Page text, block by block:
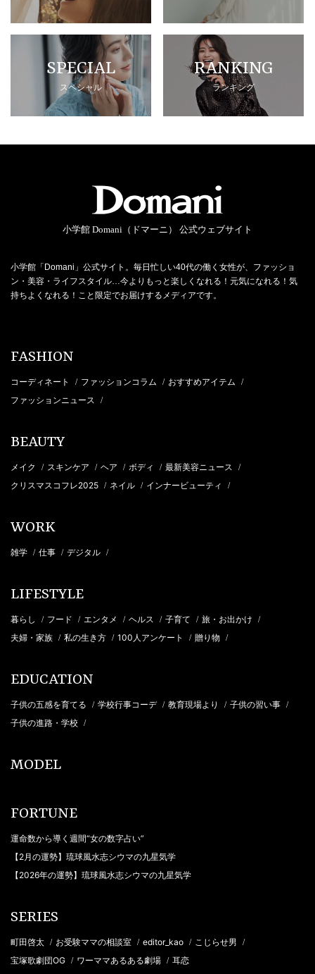
SPECIAL
スペシャル
RANKING
ランキング
小学館 Domani（ドマーニ） 公式ウェブサイト
小学館「Domani」公式サイト。毎日忙しい40代の働く女性が、ファッショ
ン・美容・ライフスタイル…今よりもっと楽しくなれる！元気になれる！気
持ちよくなれる！こと限定でお届けするメディアです。
FASHION
コーディネート / ファッションコラム / おすすめアイテム /
ファッションニュース /
BEAUTY
メイク / スキンケア / ヘア / ボディ / 最新美容ニュース /
クリスマスコフレ2025 / ネイル / インナービューティ /
WORK
雑学 / 仕事 / デジタル /
LIFESTYLE
暮らし / フード / エンタメ / ヘルス / 子育て / 旅・お出かけ /
夫婦・家族 / 私の生き方 / 100人アンケート / 贈り物 /
EDUCATION
子供の五感を育てる / 学校行事コーデ / 教育現場より / 子供の習い事 /
子供の進路・学校 /
MODEL
FORTUNE
運命数から導く週間“女の数字占い”
【2月の運勢】琉球風水志シウマの九星気学
【2026年の運勢】琉球風水志シウマの九星気学
SERIES
町田啓太 / お受験ママの相談室 / editor_kao / こじらせ男 /
宝塚歌劇団OG / ワーママあるある劇場 / 耳恋